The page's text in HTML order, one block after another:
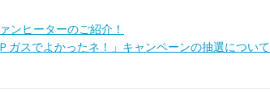
ンヒーターのご紹介！
ガスでよかったネ！」キャンペーンの抽選について